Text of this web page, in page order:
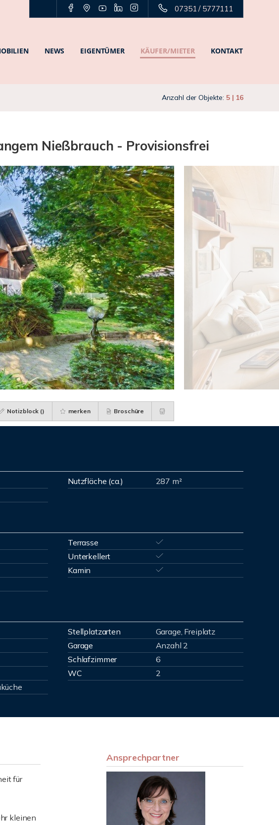
07351 / 5777111
NEWS EIGENTÜMER KÄUFER/MIETER KONTAKT
Anzahl der Objekte: 5 | 16
Nießbrauch - Provisionsfrei
Notizblock () merken Broschüre
Nutzfläche (ca.)
287 m²
Terrasse
Unterkellert
Kamin
Stellplatzarten
Garage, Freiplatz
Garage
Anzahl 2
Schlafzimmer
6
WC
2
für
kleinen
Ansprechpartner